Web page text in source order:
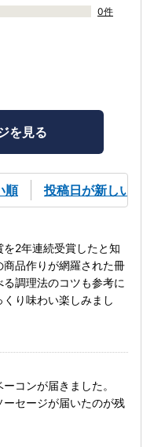
0件
を見る
順 投稿日が新しい順
を2年連続受賞したと知
商品作りが網羅された冊
調理法のコツも参考に
り味わい楽しみまし
コンが届きました。
セージが届いたのが残